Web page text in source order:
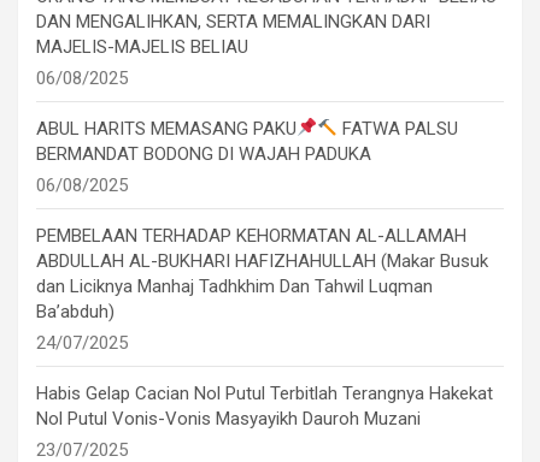
DAN MENGALIHKAN, SERTA MEMALINGKAN DARI
MAJELIS-MAJELIS BELIAU
06/08/2025
ABUL HARITS MEMASANG PAKU
FATWA PALSU
BERMANDAT BODONG DI WAJAH PADUKA
06/08/2025
PEMBELAAN TERHADAP KEHORMATAN AL-ALLAMAH
ABDULLAH AL-BUKHARI HAFIZHAHULLAH (Makar Busuk
dan Liciknya Manhaj Tadhkhim Dan Tahwil Luqman
Ba’abduh)
24/07/2025
Habis Gelap Cacian Nol Putul Terbitlah Terangnya Hakekat
Nol Putul Vonis-Vonis Masyayikh Dauroh Muzani
23/07/2025